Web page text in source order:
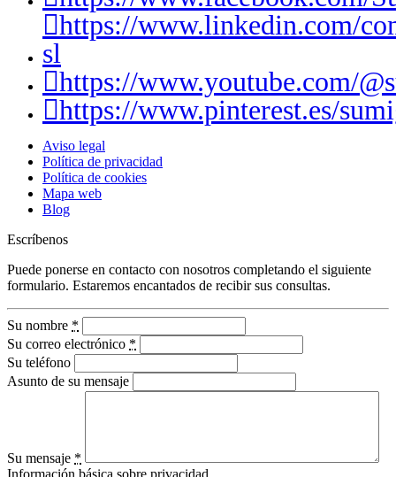
https://www.linkedin.com/
sl
https://www.youtube.com/
https://www.pinterest.es/
Aviso legal
Política de privacidad
Política de cookies
Mapa web
Blog
Escríbenos
Puede ponerse en contacto con nosotros completando el siguiente
formulario. Estaremos encantados de recibir sus consultas.
Su nombre *
Su correo electrónico *
Su teléfono
Asunto de su mensaje
Su mensaje *
Información básica sobre privacidad